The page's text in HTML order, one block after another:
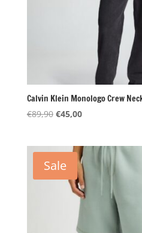
Calvin Klein Monologo Crew
€89,90 Oorspronkelijke
€89,90.
€45,00Huidige
€45,00.
Sale